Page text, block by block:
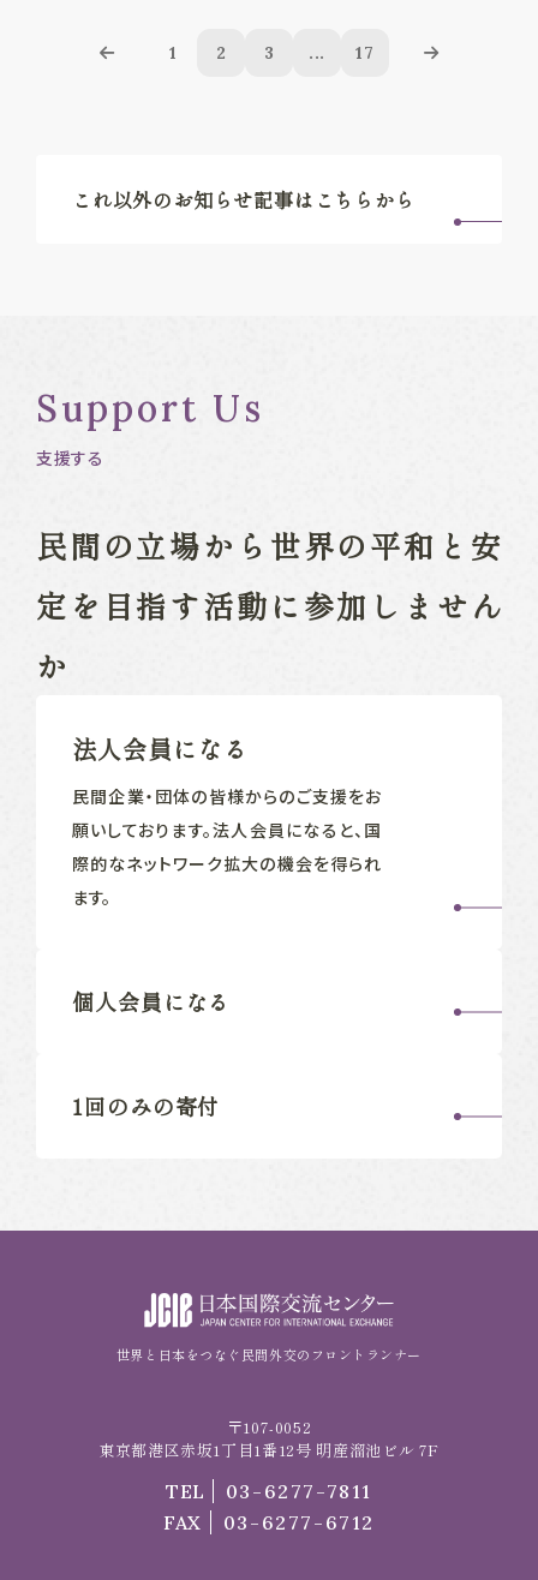
1 2 3 ... 17
これ以外のお知らせ記事はこちらから
Support Us
支援する
民間の立場から 世界の平和と安
定を目指す活動に参加しません
か
法人会員になる
民間企業‧団体の皆様からのご支援をお
願いしております。法人会員になると、国
際的なネットワーク拡大の機会を得られ
ます。
個人会員になる
1回のみの寄付
世界と日本をつなぐ民間外交のフロントランナー
〒107-0052
東京都港区赤坂1丁目1番12号 明産溜池ビル 7F
TEL
03-6277-7811
FAX
03-6277-6712